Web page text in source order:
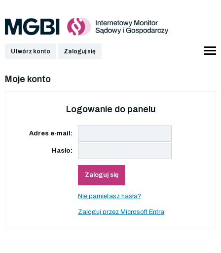
Utwórz konto Zaloguj się
Moje konto
Logowanie do panelu
Adres e-mail:
Hasło:
Zaloguj się
Nie pamiętasz hasła?
Zaloguj przez Microsoft Entra